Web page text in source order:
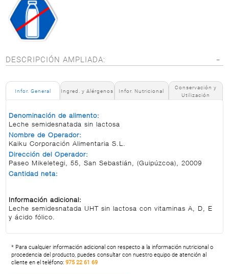
DESCRIPCIÓN AMPLIADA:
Infor. General Ingred. y Alérgenos Infor. Nutricional
Conservación y
Utilización
Denominación de alimento:
Leche semidesnatada sin lactosa
Nombre de Operador:
Kaiku Corporación Alimentaria S.L.
Dirección del Operador:
Paseo Mikeletegi, 55, San Sebastián, (Guipúzcoa), 20009
Cantidad neta:
Información adicional:
Leche semidesnatada UHT sin lactosa con vitaminas A, D, E
y ácido fólico.
* Para cualquier información adicional con respecto a la información nutricional o
procedencia del producto, puedes consultar con nuestro equipo de atención al
cliente en el teléfono:975 22 61 69